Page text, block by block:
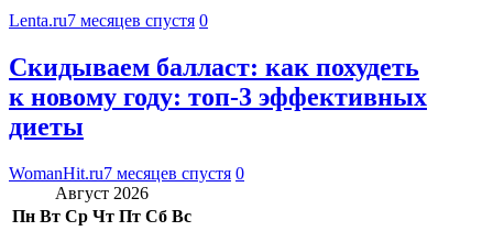
Lenta.ru7 месяцев спустя 0
Скидываем балласт: как похудеть
к новому году: топ-3 эффективных
диеты
WomanHit.ru7 месяцев спустя 0
Август 2026
Пн Вт Ср Чт Пт Сб Вс